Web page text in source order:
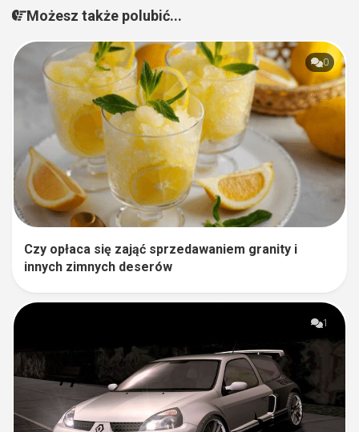
Możesz także polubić...
0
Czy opłaca się zająć sprzedawaniem granity i
innych zimnych deserów
1